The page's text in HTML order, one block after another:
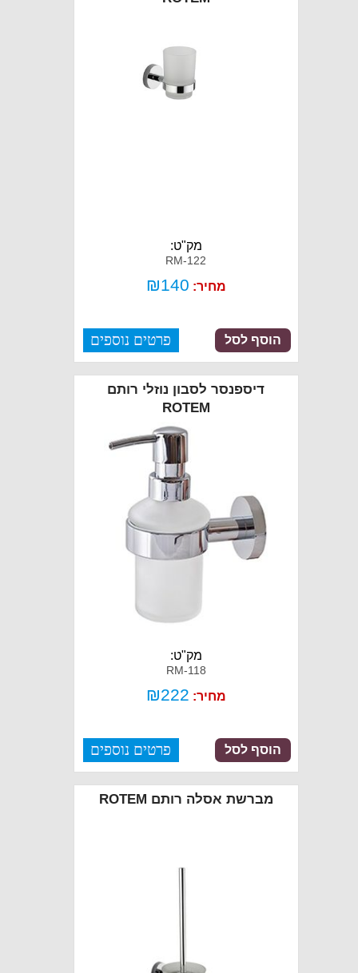
מק"ט:
RM-122
מחיר: ₪140
פרטים נוספים הוסף לסל
דיספנסר לסבון נוזלי רותם
ROTEM
מק"ט:
RM-118
מחיר: ₪222
פרטים נוספים הוסף לסל
מברשת אסלה רותם ROTEM